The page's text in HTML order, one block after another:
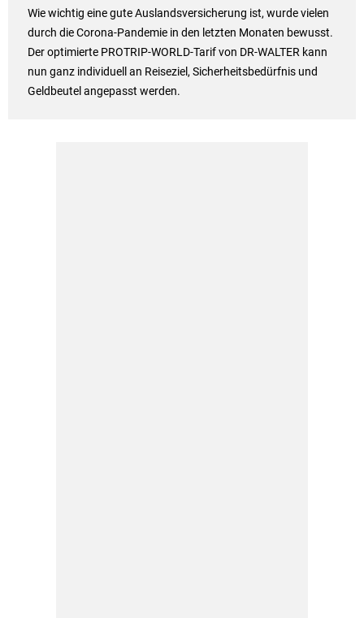
Wie wichtig eine gute Auslandsversicherung ist, wurde vielen
durch die Corona-Pandemie in den letzten Monaten bewusst.
Der optimierte PROTRIP-WORLD-Tarif von DR-WALTER kann
nun ganz individuell an Reiseziel, Sicherheitsbedürfnis und
Geldbeutel angepasst werden.